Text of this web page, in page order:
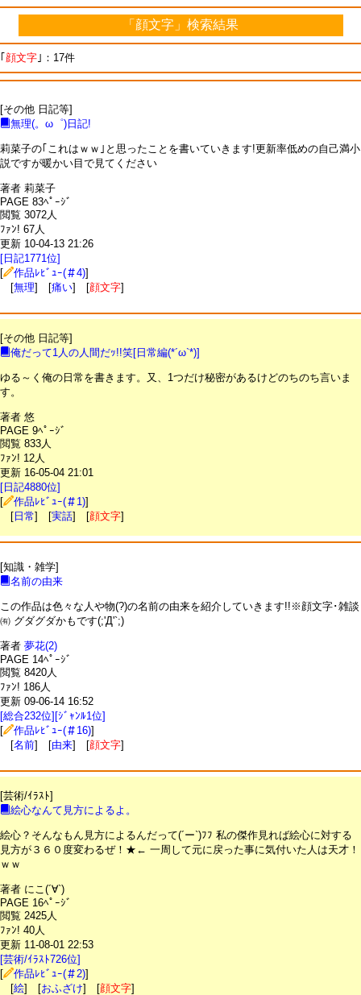
「顔文字」検索結果
｢ 顔文字 ｣：17件
[その他 日記等]
無理(。ω゜)日記!
莉菜子の｢これはｗｗ｣と思ったことを書いていきます!更新率低めの自己満小
説ですが暖かい目で見てください
著者 莉菜子
PAGE 83ﾍﾟｰｼﾞ
閲覧 3072人
ﾌｧﾝ! 67人
更新 10-04-13 21:26
[日記1771位]
[
作品ﾚﾋﾞｭｰ(＃4)]
[無理] [痛い] [顔文字]
[その他 日記等]
俺だって1人の人間だｯ!!笑[日常編(*´ω`*)]
ゆる～く俺の日常を書きます。又、1つだけ秘密があるけどのちのち言いま
す。
著者 悠
PAGE 9ﾍﾟｰｼﾞ
閲覧 833人
ﾌｧﾝ! 12人
更新 16-05-04 21:01
[日記4880位]
[
作品ﾚﾋﾞｭｰ(＃1)]
[ 日常] [実話] [顔文字]
[知識・雑学]
名前の由来
この作品は色々な人や物(?)の名前の由来を紹介していきます!!※顔文字･雑談
㈲ グダグダかもです(;'Д'`;)
著者 夢花(2)
PAGE 14ﾍﾟｰｼﾞ
閲覧 8420人
ﾌｧﾝ! 186人
更新 09-06-14 16:52
[総合232位][ｼﾞｬﾝﾙ1位]
[
作品ﾚﾋﾞｭｰ(＃16)]
[名前] [由来] [顔文字]
[芸術/ｲﾗｽﾄ]
絵心なんて見方によるよ。
絵心？そんなもん見方によるんだって(´ー`)ﾌﾌ 私の傑作見れば絵心に対する
見方が３６０度変わるぜ！★← 一周して元に戻った事に気付いた人は天才！
ｗｗ
著者 にこ(´∀`)
PAGE 16ﾍﾟｰｼﾞ
閲覧 2425人
ﾌｧﾝ! 40人
更新 11-08-01 22:53
[芸術/ｲﾗｽﾄ726位]
[
作品ﾚﾋﾞｭｰ(＃2)]
[絵] [おふざけ] [顔文字]